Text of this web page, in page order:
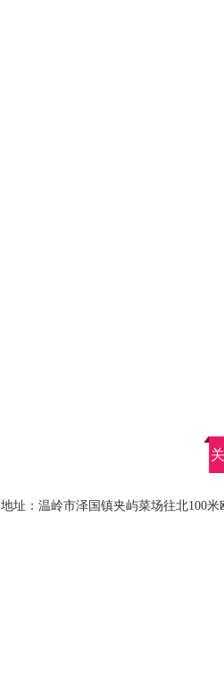
地址：温岭市泽国镇夹屿菜场往北100